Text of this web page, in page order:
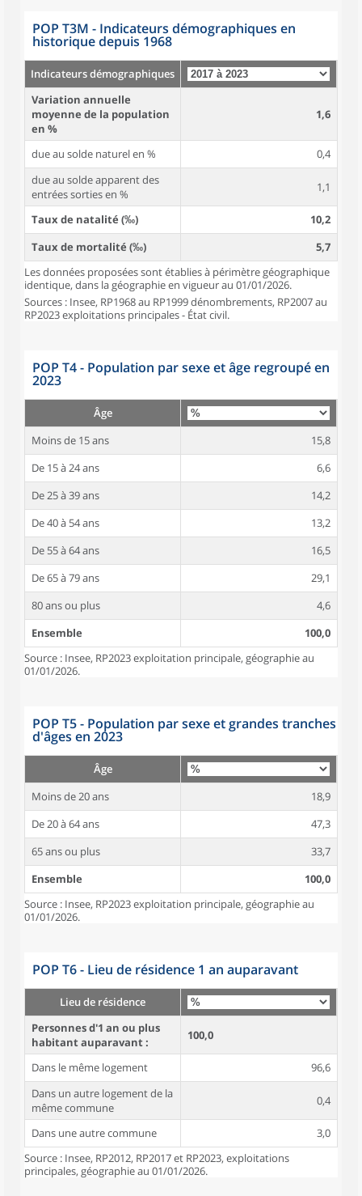
POP T3M - Indicateurs démographiques en
historique depuis 1968
Indicateurs démographiques
Variation annuelle
moyenne de la population
en %
1,6
due au solde naturel en %
0,4
due au solde apparent des
entrées sorties en %
1,1
Taux de natalité (‰)
10,2
Taux de mortalité (‰)
5,7
Les données proposées sont établies à périmètre géographique
identique, dans la géographie en vigueur au 01/01/2026.
Sources : Insee, RP1968 au RP1999 dénombrements, RP2007 au
RP2023 exploitations principales - État civil.
POP T4 - Population par sexe et âge regroupé en
2023
Âge
Moins de 15 ans
15,8
De 15 à 24 ans
6,6
De 25 à 39 ans
14,2
De 40 à 54 ans
13,2
De 55 à 64 ans
16,5
De 65 à 79 ans
29,1
80 ans ou plus
4,6
Ensemble
100,0
Source : Insee, RP2023 exploitation principale, géographie au
01/01/2026.
POP T5 - Population par sexe et grandes tranches
d'âges en 2023
Âge
Moins de 20 ans
18,9
De 20 à 64 ans
47,3
65 ans ou plus
33,7
Ensemble
100,0
Source : Insee, RP2023 exploitation principale, géographie au
01/01/2026.
POP T6 - Lieu de résidence 1 an auparavant
Lieu de résidence
Personnes d'1 an ou plus
habitant auparavant :
100,0
Dans le même logement
96,6
Dans un autre logement de la
même commune
0,4
Dans une autre commune
3,0
Source : Insee, RP2012, RP2017 et RP2023, exploitations
principales, géographie au 01/01/2026.